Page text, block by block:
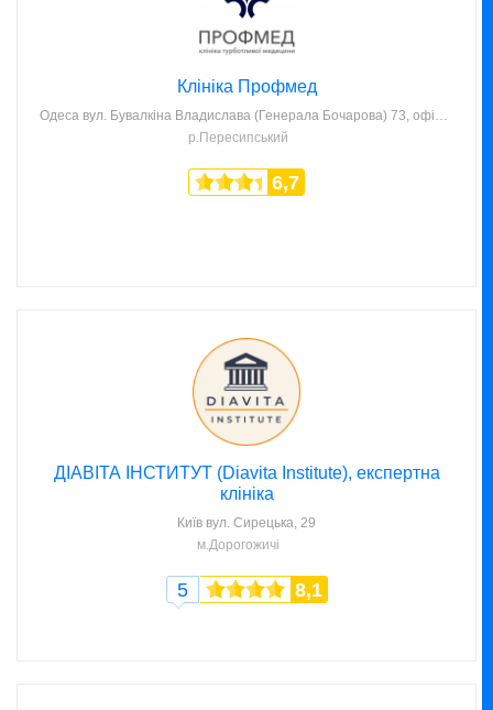
Клініка Профмед
Одеса вул. Бувалкіна Владислава (Генерала Бочарова) 73, офіс 39 (фасад)
р.Пересипський
6,7
ДІАВІТА ІНСТИТУТ (Diavita Institute), експертна
клініка
Київ вул. Сирецька, 29
м.Дорогожичі
5 8,1